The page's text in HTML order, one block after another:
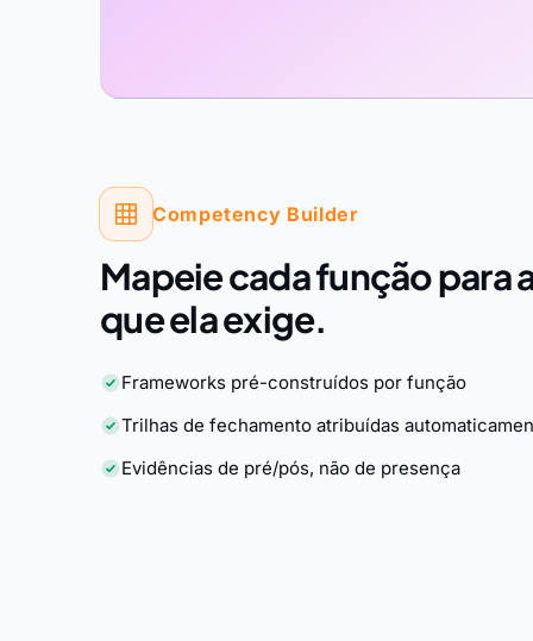
Competency Builder
Mapeie cada função para
que ela exige.
Frameworks pré-construídos por função
Trilhas de fechamento atribuídas
Evidências de pré/pós, não de presença